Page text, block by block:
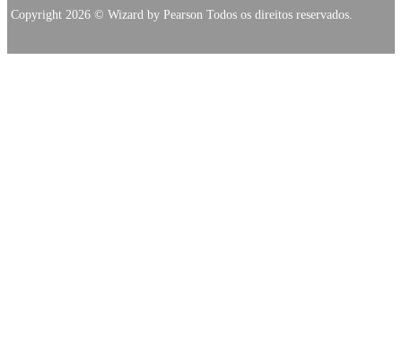
Copyright 2026 © Wizard by Pearson Todos os direitos reservados.